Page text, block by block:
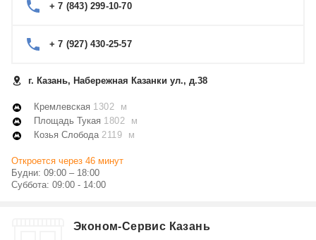
+ 7 (843) 299-10-70
+ 7 (927) 430-25-57
г. Казань, Набережная Казанки ул., д.38
Кремлевская 1302 м
Площадь Тукая 1802 м
Козья Слобода2119 м
Откроется через 46 минут
Будни: 09:00 – 18:00
Суббота: 09:00 - 14:00
Эконом-Сервис Казань